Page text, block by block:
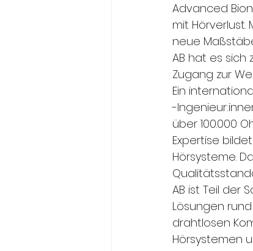
Advanced
mit
neue
AB hat es
Zugang zur
Ein
-
über 100.000
Expertise
Hörsysteme.
AB ist Teil der
Lösungen
drahtlosen
Hörsystemen